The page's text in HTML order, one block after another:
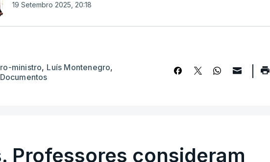
19 Setembro 2025, 20:18
ministro, Luís Montenegro,
Documentos
Professores consideram